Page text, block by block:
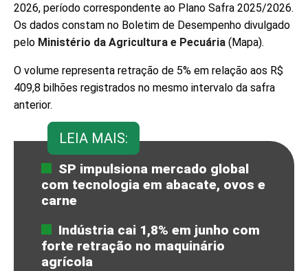
2026, período correspondente ao Plano Safra 2025/2026.
Os dados constam no Boletim de Desempenho divulgado
pelo Ministério da Agricultura e Pecuária (Mapa).
O volume representa retração de 5% em relação aos R$
409,8 bilhões registrados no mesmo intervalo da safra
anterior.
LEIA MAIS:
SP impulsiona mercado global
com tecnologia em abacate, ovos e
carne
Indústria cai 1,8% em junho com
forte retração no maquinário
agrícola